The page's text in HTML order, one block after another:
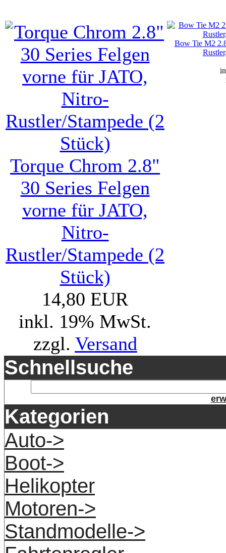
Torque Chrom 2.8"
30 Series Felgen
vorne für JATO,
Nitro-
Rustler/Stampede (2
Stück)
14,80 EUR
inkl. 19% MwSt.
zzgl. Versand
Bow Tie M2
Schnellsuche
Kategorien
Auto->
Boot->
Helikopter
Motoren->
Standmodelle->